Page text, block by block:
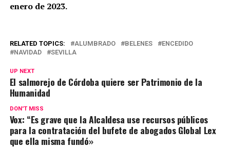
enero de 2023.
RELATED TOPICS: ALUMBRADO BELENES
ENCEDIDO
NAVIDAD
SEVILLA
UP NEXT
El salmorejo de Córdoba quiere ser Patrimonio de la
Humanidad
DON'T MISS
Vox: “Es grave que la Alcaldesa use recursos públicos
para la contratación del bufete de abogados Global Lex
que ella misma fundó»